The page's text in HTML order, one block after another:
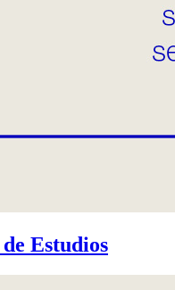
Estudios